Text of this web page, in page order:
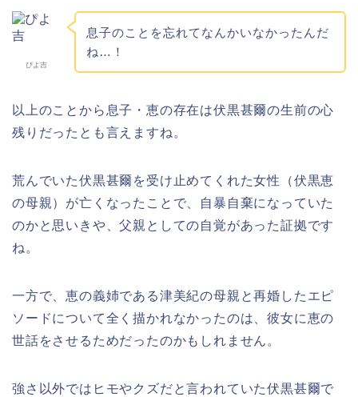
ぴよ吉
息子のことを忘れてなんかいなかったんだ
ね…！
以上のことから息子・恵の存在は伏黒甚爾の生前の心
残りだったとも言えますね。
荒んでいた伏黒甚爾を受け止めてくれた女性（伏黒恵
の母親）が亡くなったことで、自暴自棄になっていた
のかと思いきや、父親としての自覚があった証拠です
ね。
一方で、恵の義姉である津美紀の母親と再婚したエピ
ソードについて全く描かれなかったのは、彼女に恵の
世話をさせるためだったのかもしれません。
強さ以外ではヒモやクズだと言われていた伏黒甚爾で